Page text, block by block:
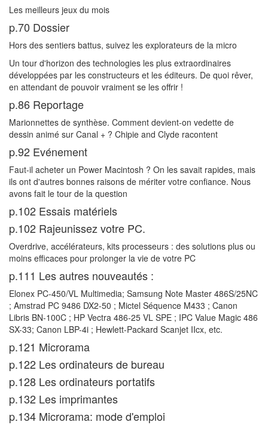
Les meilleurs jeux du mois
p.70 Dossier
Hors des sentiers battus, suivez les explorateurs de la micro
Un tour d'horizon des technologies les plus extraordinaires
développées par les constructeurs et les éditeurs. De quoi rêver,
en attendant de pouvoir vraiment se les offrir !
p.86 Reportage
Marionnettes de synthèse. Comment devient-on vedette de
dessin animé sur Canal + ? Chipie and Clyde racontent
p.92 Evénement
Faut-il acheter un Power Macintosh ? On les savait rapides, mais
ils ont d'autres bonnes raisons de mériter votre confiance. Nous
avons fait le tour de la question
p.102 Essais matériels
p.102 Rajeunissez votre PC.
Overdrive, accélérateurs, kits processeurs : des solutions plus ou
moins efficaces pour prolonger la vie de votre PC
p.111 Les autres nouveautés :
Elonex PC-450/VL Multimedia; Samsung Note Master 486S/25NC
; Amstrad PC 9486 DX2-50 ; Mictel Séquence M433 ; Canon
Libris BN-100C ; HP Vectra 486-25 VL SPE ; IPC Value Magic 486
SX-33; Canon LBP-4i ; Hewlett-Packard Scanjet IIcx, etc.
p.121 Microrama
p.122 Les ordinateurs de bureau
p.128 Les ordinateurs portatifs
p.132 Les imprimantes
p.134 Microrama: mode d'emploi